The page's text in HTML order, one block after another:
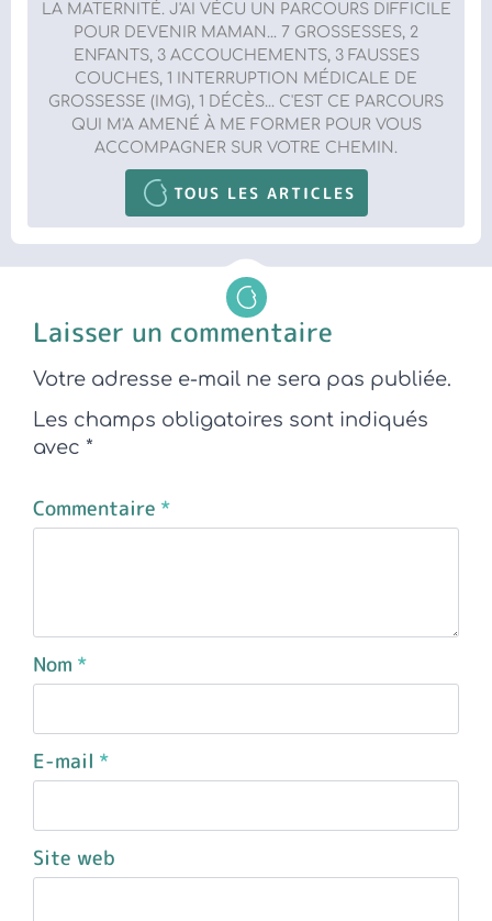
LA MATERNITÉ. J'AI VÉCU UN PARCOURS DIFFICILE
POUR DEVENIR MAMAN... 7 GROSSESSES, 2
ENFANTS, 3 ACCOUCHEMENTS, 3 FAUSSES
COUCHES, 1 INTERRUPTION MÉDICALE DE
GROSSESSE (IMG), 1 DÉCÈS... C'EST CE PARCOURS
QUI M'A AMENÉ À ME FORMER POUR VOUS
ACCOMPAGNER SUR VOTRE CHEMIN.
TOUS LES ARTICLES
Laisser un commentaire
Votre adresse e-mail ne sera pas publiée.
Les champs obligatoires sont indiqués
avec *
Commentaire *
Nom *
E-mail *
Site web